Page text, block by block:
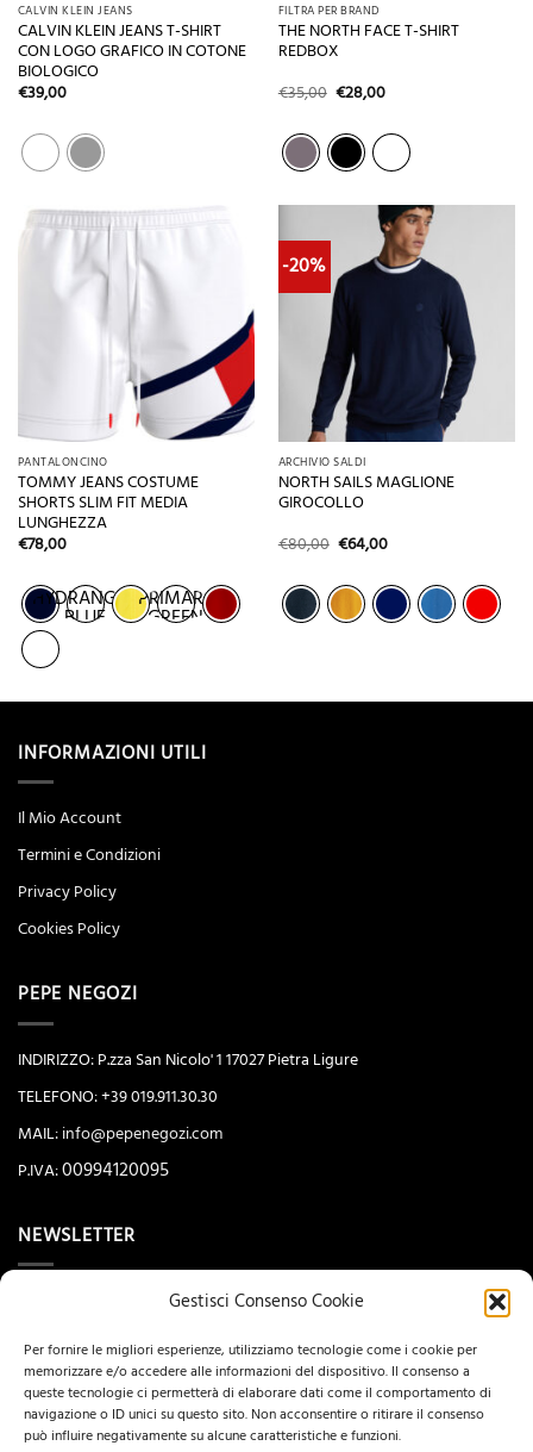
Gestisci Consenso Cookie
Per fornire le migliori esperienze, utilizziamo tecnologie come i cookie per
memorizzare e/o accedere alle informazioni del dispositivo. Il consenso a
queste tecnologie ci permetterà di elaborare dati come il comportamento di
navigazione o ID unici su questo sito. Non acconsentire o ritirare il consenso
può influire negativamente su alcune caratteristiche e funzioni.
CALVIN KLEIN JEANS
CALVIN KLEIN JEANS T-SHIRT
CON LOGO GRAFICO IN COTONE
BIOLOGICO
€39,00
FILTRA PER BRAND
THE NORTH FACE T-SHIRT
REDBOX
€35,00 Il
era:
€35,00.
€28,00Il
è:
€28,00.
PANTALONCINO
TOMMY JEANS COSTUME
SHORTS SLIM FIT MEDIA
LUNGHEZZA
€78,00
HYDRANGEA
BLUE
PRIMARY
GREEN
-20%
ARCHIVIO SALDI
NORTH SAILS MAGLIONE
GIROCOLLO
€80,00 Il
prezzo
era:
€80,00.
€64,00Il
è:
€64,00.
INFORMAZIONI UTILI
Il Mio Account
Termini e Condizioni
Privacy Policy
Cookies Policy
PEPE NEGOZI
INDIRIZZO: P.zza San Nicolo' 1 17027 Pietra Ligure
TELEFONO: +39 019.911.30.30
MAIL: info@pepenegozi.com
P.IVA:00994120095
NEWSLETTER